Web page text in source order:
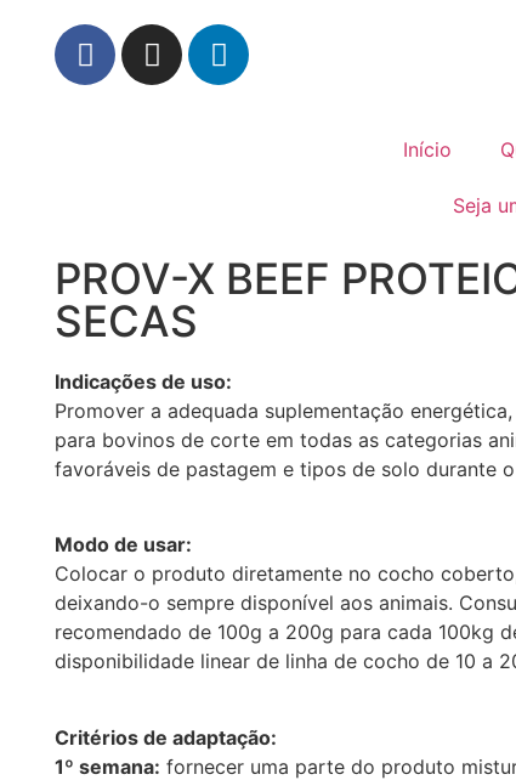
Início
Seja
PROV-X BEEF
SECAS
Indicações de uso:
Promover a adequada suplementação
para bovinos de corte em todas as categorias
favoráveis de pastagem e tipos de solo durante
Modo de usar:
Colocar o produto diretamente no cocho
deixando-o sempre disponível aos animais.
recomendado de 100g a 200g para cada 100kg
disponibilidade linear de linha de cocho de 10 a
Critérios de adaptação:
1º semana: fornecer uma parte do produto